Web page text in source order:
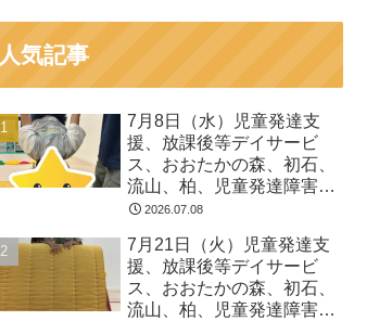
人気記事
7月8日（水）児童発達支
援、放課後等デイサービ
ス、おおたかの森、初石、
流山、柏、児童発達障害
運動療育 柳沢運動プログ
る 発達障害 放デイ 自
閉症 ADHD アスペルガ
ー症候
2026.07.08
7月21日（火）児童発達支
援、放課後等デイサービ
ス、おおたかの森、初石、
流山、柏、児童発達障害